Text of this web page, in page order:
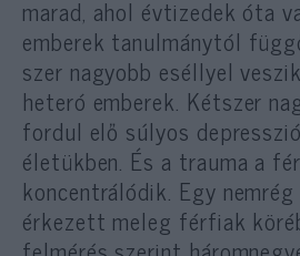
marad, ahol évtizedek óta
emberek tanulmánytól
szer nagyobb eséllyel
heteró emberek. Kétszer
fordul elő súlyos
életükben. És a trauma a
koncentrálódik. Egy nemrég
érkezett meleg férfiak